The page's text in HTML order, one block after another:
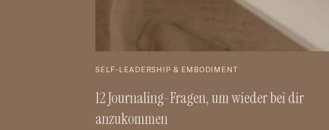
12 Journaling-Fragen, um wieder bei dir
anzukommen
SELF-LEADERSHIP & EMBODIMENT